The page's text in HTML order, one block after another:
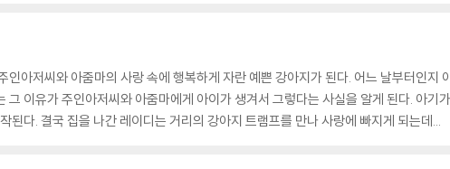
아저씨와 아줌마의 사랑 속에 행복하게 자란 예쁜 강아지가 된다. 어느 날부터인지
이유가 주인아저씨와 아줌마에게 아이가 생겨서 그렇다는 사실을 알게 된다. 아기
된다. 결국 집을 나간 레이디는 거리의 강아지 트램프를 만나 사랑에 빠지게 되는데...